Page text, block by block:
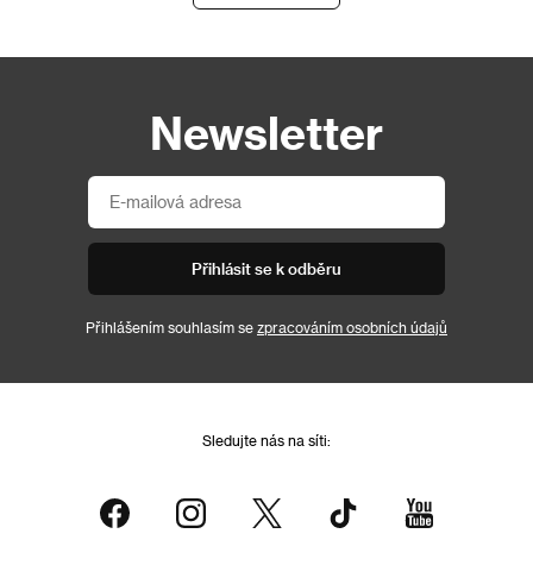
Newsletter
Přihlásit se k odběru
Přihlášením souhlasím se zpracováním osobních údajů
Sledujte nás na síti: